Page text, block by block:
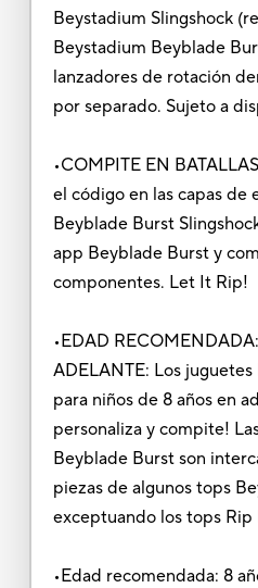
Beystadium Slingshock
Beystadium Beyblade
lanzadores de rotación
por separado. Sujeto a
•COMPITE EN
el código en las capas de
Beyblade Burst
app Beyblade Burst y
componentes. Let It Rip!
•EDAD
ADELANTE: Los
para niños de 8 años en
personaliza y compite!
Beyblade Burst son
piezas de algunos tops
exceptuando los tops Rip
•Edad recomendada: 8